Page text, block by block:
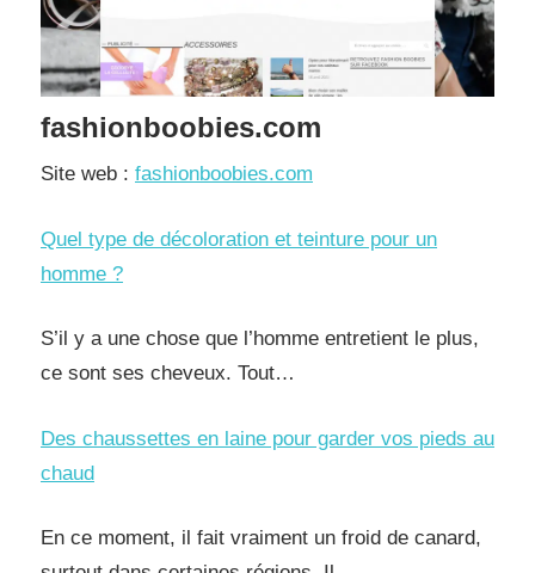
fashionboobies.com
Site web : fashionboobies.com
Quel type de décoloration et teinture pour un
homme ?
S’il y a une chose que l’homme entretient le plus,
ce sont ses cheveux. Tout…
Des chaussettes en laine pour garder vos pieds au
chaud
En ce moment, il fait vraiment un froid de canard,